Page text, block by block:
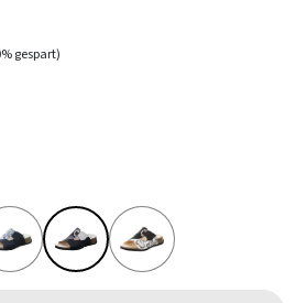
gespart)